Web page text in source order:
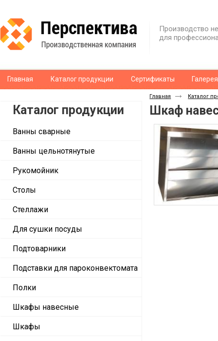
Производство
для
Главная Каталог продукции Сертификаты Галерея
Каталог продукции
Ванны сварные
Ванны цельнотянутые
Рукомойник
Столы
Стеллажи
Для сушки посуды
Подтоварники
Подставки для пароконвектомата
Полки
Шкафы навесные
Шкафы
Главная Каталог
Шкаф